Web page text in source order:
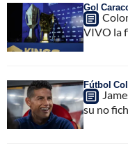
Gol
VIVO la
Fútbol
su no